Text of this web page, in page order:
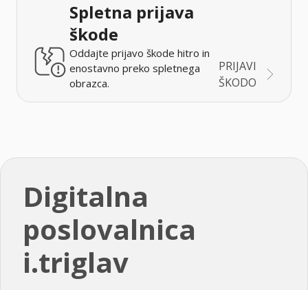
Spletna prijava
škode
Oddajte prijavo škode hitro in
enostavno preko spletnega
obrazca.
PRIJAVI
ŠKODO
Digitalna
poslovalnica
i.triglav